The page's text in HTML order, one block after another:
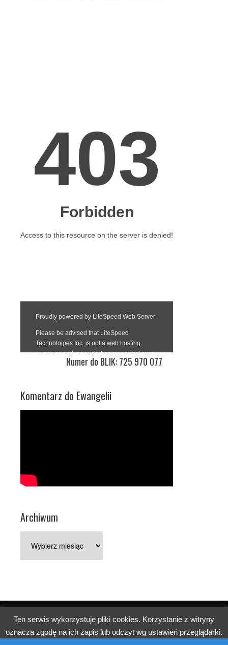
Numer do BLIK: 725 970 077
Komentarz do Ewangelii
Archiwum
Copyright © 2026 Parafia pw. św. Jerzego w Poznaniu.
ChurchWordPress Theme by themehall.com
Ten serwis wykorzystuje pliki cookies. Korzystanie z witryny
oznacza zgodę na ich zapis lub odczyt wg ustawień przeglądarki.